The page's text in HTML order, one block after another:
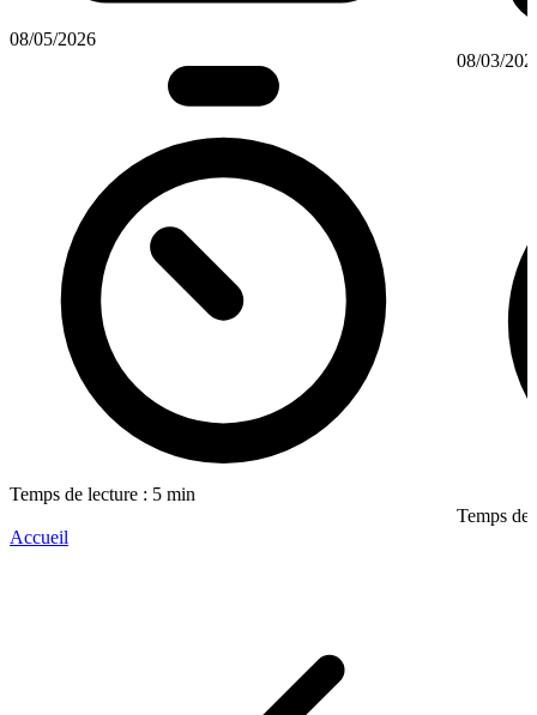
08/05/2026
Temps de lecture : 5 min
08/03/
Temps de
Accueil